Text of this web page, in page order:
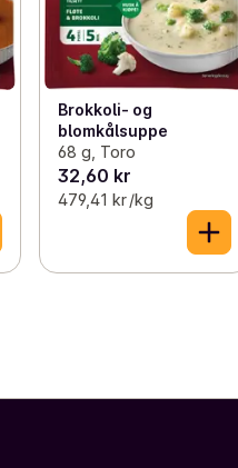
Brokkoli- og
blomkålsuppe
68 g, Toro
32,60 kr
479,41 kr /kg